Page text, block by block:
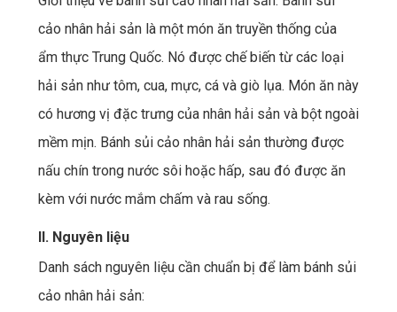
cảo nhân hải sản là một món ăn truyền thống của
ẩm thực Trung Quốc. Nó được chế biến từ các loại
hải sản như tôm, cua, mực, cá và giò lụa. Món ăn này
có hương vị đặc trưng của nhân hải sản và bột ngoài
mềm mịn. Bánh sủi cảo nhân hải sản thường được
nấu chín trong nước sôi hoặc hấp, sau đó được ăn
kèm với nước mắm chấm và rau sống.
II. Nguyên liệu
Danh sách nguyên liệu cần chuẩn bị để làm bánh sủi
cảo nhân hải sản: